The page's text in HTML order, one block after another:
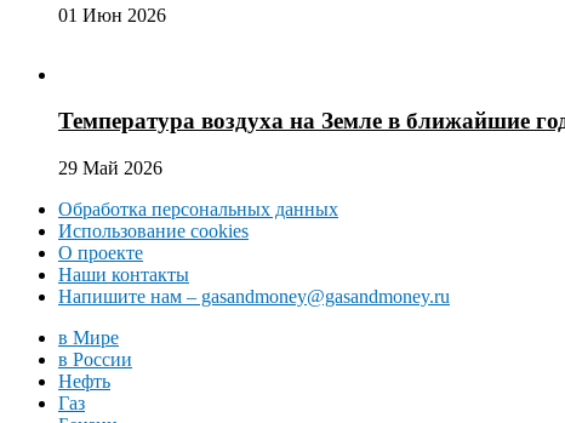
01 Июн 2026
Температура воздуха на Земле в ближайшие
29 Май 2026
Обработка персональных данных
Использование cookies
О проекте
Наши контакты
Напишите нам – gasandmoney@gasandmoney.ru
в Мире
в России
Нефть
Газ